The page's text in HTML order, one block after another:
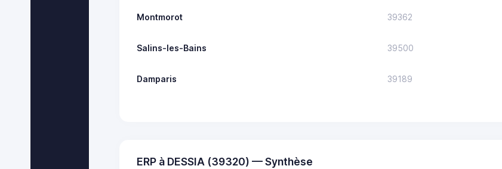
Montmorot 39362
Salins-les-Bains 39500
Damparis 39189
ERP à DESSIA (39320) — Synthèse